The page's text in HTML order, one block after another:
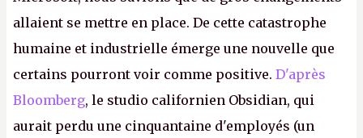
allaient se mettre en place. De cette catastrophe
humaine et industrielle émerge une nouvelle que
certains pourront voir comme positive. D'après
Bloomberg, le studio californien Obsidian, qui
aurait perdu une cinquantaine d'employés (un